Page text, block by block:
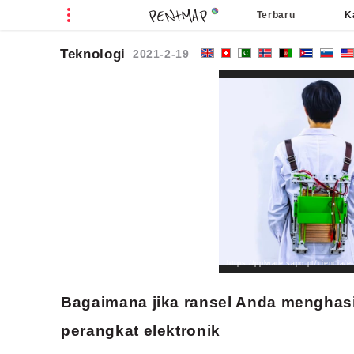
Terbaru
Teknologi 2021-2-19
Bagaimana jika ransel Anda
perangkat elektronik